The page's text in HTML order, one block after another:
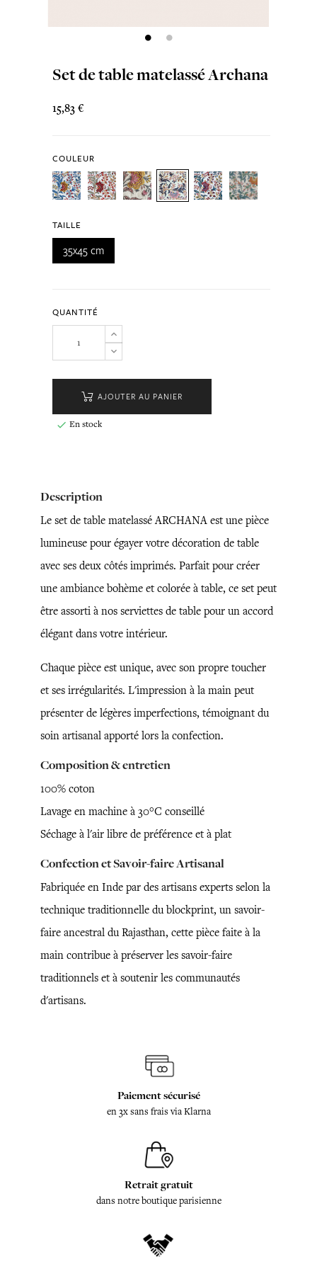
Set de table matelassé Archana
15,83 €
COULEUR
TAILLE
35x45 cm
QUANTITÉ
AJOUTER AU PANIER
 En stock
Description
Le set de table matelassé ARCHANA est une pièce
lumineuse pour égayer votre décoration de table
avec ses deux côtés imprimés. Parfait pour créer
une ambiance bohème et colorée à table, ce set peut
être assorti à nos serviettes de table pour un accord
élégant dans votre intérieur.
Chaque pièce est unique, avec son propre toucher
et ses irrégularités. L'impression à la main peut
présenter de légères imperfections, témoignant du
soin artisanal apporté lors la confection.
Composition & entretien
100% coton
Lavage en machine à 30°C conseillé
Séchage à l'air libre de préférence et à plat
Confection et Savoir-faire Artisanal
Fabriquée en Inde par des artisans experts selon la
technique traditionnelle du blockprint, un savoir-
faire ancestral du Rajasthan, cette pièce faite à la
main contribue à préserver les savoir-faire
traditionnels et à soutenir les communautés
d'artisans.
Paiement sécurisé
en 3x sans frais via Klarna
Retrait gratuit
dans notre boutique parisienne